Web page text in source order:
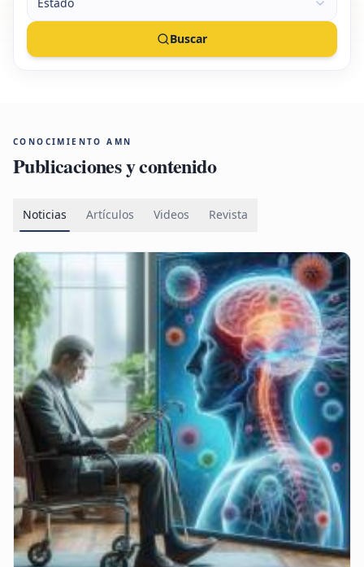
Buscar
CONOCIMIENTO AMN
Publicaciones y contenido
Noticias Artículos Videos Revista